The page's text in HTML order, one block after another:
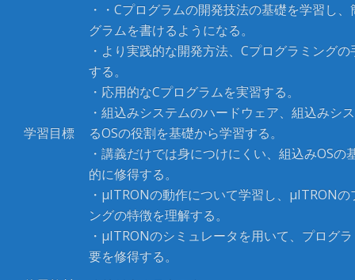
学習目標
・・Cプログラムの開発技法の基礎を学習し
グラムを書けるようになる。
・より実践的な開発方法、Cプログラミング
する。
・応用的なCプログラムを実習する。
・組込みシステムのハードウェア、組込みシ
るOSの役割を基礎から学習する。
・講義だけでは身につけにくい、組込みOSの
的に修得する。
・μITRONの動作について学習し、μITRONの
ングの特徴を理解する。
・μITRONのシミュレータを用いて、プログ
要を修得する。